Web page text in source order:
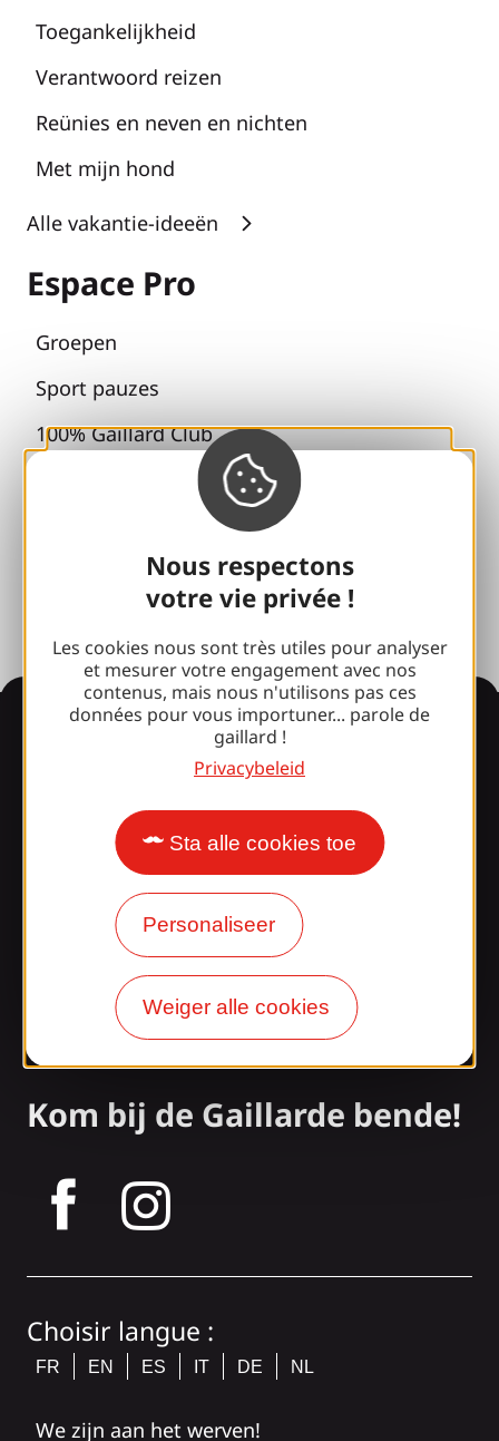
Nous respectons
votre vie privée !
Les cookies nous sont très utiles pour analyser
et mesurer votre engagement avec nos
contenus, mais nous n'utilisons pas ces
données pour vous importuner... parole de
gaillard !
Privacybeleid
Sta alle cookies toe
Personaliseer
Weiger alle cookies
Toegankelijkheid
Verantwoord reizen
Reünies en neven en nichten
Met mijn hond
Alle vakantie-ideeën
Espace Pro
Groepen
Sport pauzes
100% Gaillard Club
Brive 100% Evenement
Informatie
Verrast door ons
ontwerp?
Onze openingstijden
Toegang en transport
Onze brochures
Onze blog
Kom bij de Gaillarde bende!
Choisir langue :
FR EN ES IT DE NL
We zijn aan het werven!